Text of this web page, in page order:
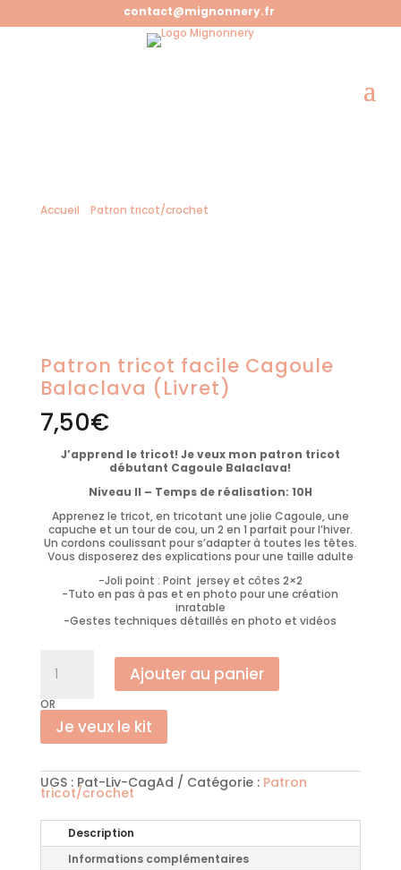
contact@mignonnery.fr
Accueil Patron tricot/crochet
Cagoule Balaclava (Livret)
Patron tricot facile Cagoule
Balaclava (Livret)
7,50€
J’apprend le tricot! Je veux mon patron tricot
débutant Cagoule Balaclava!
Niveau II – Temps de réalisation: 10H
Apprenez le tricot, en tricotant une jolie Cagoule, une
capuche et un tour de cou, un 2 en 1 parfait pour l’hiver.
Un cordons coulissant pour s’adapter à toutes les têtes.
Vous disposerez des explications pour une taille adulte
-Joli point : Point jersey et côtes 2×2
-Tuto en pas à pas et en photo pour une création
inratable
-Gestes techniques détaillés en photo et vidéos
Patron
facile
Cagoule
Balaclava
(Livret)
Ajouter au panier
OR
Je veux le kit
UGS : Pat-Liv-CagAd Catégorie : Patron
tricot/crochet
Description
Informations complémentaires